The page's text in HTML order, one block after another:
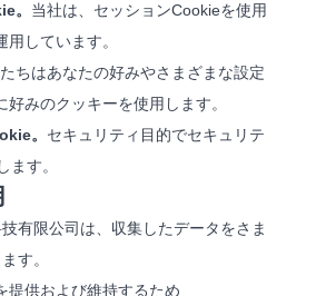
。 当社は、セッションCookieを使用
用しています。
ちはあなたの好みやさまざまな設定
好みのクッキーを使用します。
。 セキュリティ目的でセキュリテ
ます。
有限公司は、収集したデータをさま
す。
提供および維持するため